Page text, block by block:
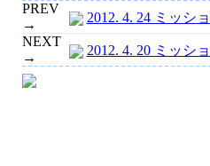
PREV
→
2012. 4. 24 ミッシ
NEXT
→
2012. 4. 20 ミッシ